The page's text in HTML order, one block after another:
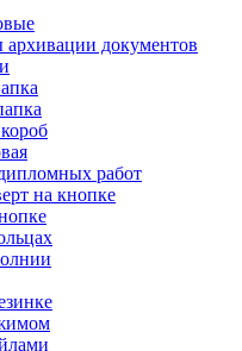
документов
работ
на кнопке